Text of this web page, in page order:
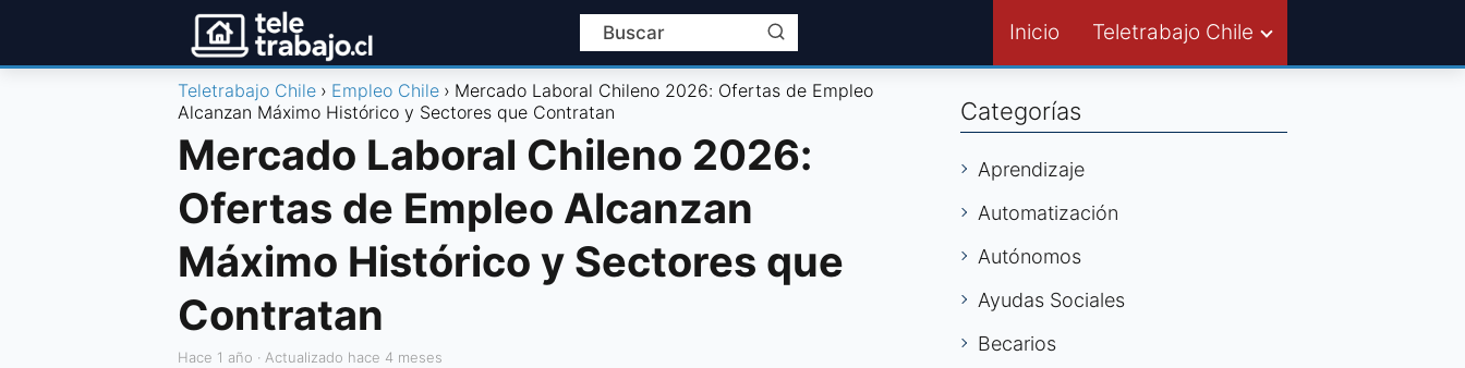
Inicio Teletrabajo Chile
Teletrabajo Chile Empleo Chile
Mercado Laboral Chileno 2026: Ofertas de Empleo
Alcanzan Máximo Histórico y Sectores que Contratan
Mercado Laboral Chileno 2026:
Ofertas de Empleo Alcanzan
Máximo Histórico y Sectores que
Contratan
hace 1 año · Actualizado hace 4 meses
Categorías
Aprendizaje
Automatización
Autónomos
Ayudas Sociales
Becarios